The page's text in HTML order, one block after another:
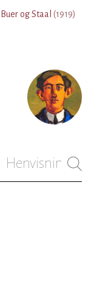
Buer og Staal (1919)
Henvisninger